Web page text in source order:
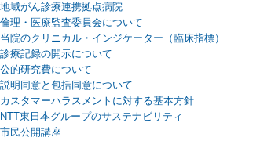
地域がん診療連携拠点病院
倫理・医療監査委員会について
当院のクリニカル・インジケーター（臨床指標）
診療記録の開示について
公的研究費について
説明同意と包括同意について
カスタマーハラスメントに対する基本方針
NTT東日本グループのサステナビリティ
（新しいタブで開きます）
市民公開講座